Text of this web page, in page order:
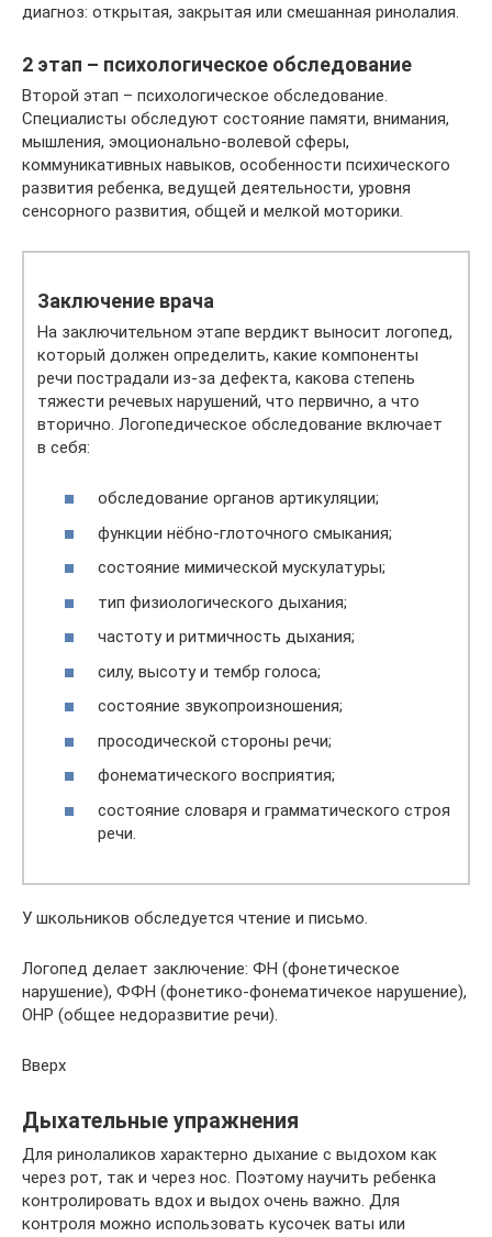
диагноз: открытая, закрытая или смешанная ринолалия.
2 этап – психологическое обследование
Второй этап – психологическое обследование.
Специалисты обследуют состояние памяти, внимания,
мышления, эмоционально-волевой сферы,
коммуникативных навыков, особенности психического
развития ребенка, ведущей деятельности, уровня
сенсорного развития, общей и мелкой моторики.
Заключение врача
На заключительном этапе вердикт выносит логопед,
который должен определить, какие компоненты
речи пострадали из-за дефекта, какова степень
тяжести речевых нарушений, что первично, а что
вторично. Логопедическое обследование включает
в себя:
обследование органов артикуляции;
функции нёбно-глоточного смыкания;
состояние мимической мускулатуры;
тип физиологического дыхания;
частоту и ритмичность дыхания;
силу, высоту и тембр голоса;
состояние звукопроизношения;
просодической стороны речи;
фонематического восприятия;
состояние словаря и грамматического строя
речи.
У школьников обследуется чтение и письмо.
Логопед делает заключение: ФН (фонетическое
нарушение), ФФН (фонетико-фонематичекое нарушение),
ОНР (общее недоразвитие речи).
Вверх
Дыхательные упражнения
Для ринолаликов характерно дыхание с выдохом как
через рот, так и через нос. Поэтому научить ребенка
контролировать вдох и выдох очень важно. Для
контроля можно использовать кусочек ваты или